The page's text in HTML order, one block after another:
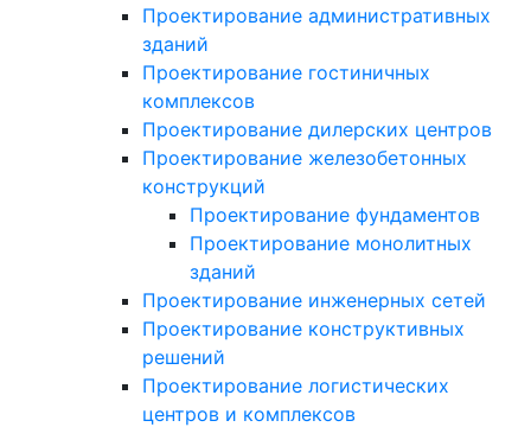
Проектирование административных
зданий
Проектирование гостиничных
комплексов
Проектирование дилерских центров
Проектирование железобетонных
конструкций
Проектирование фундаментов
Проектирование монолитных
зданий
Проектирование инженерных сетей
Проектирование конструктивных
решений
Проектирование логистических
центров и комплексов